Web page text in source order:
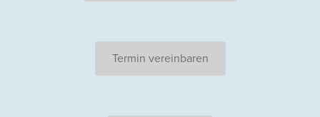
Termin vereinbaren